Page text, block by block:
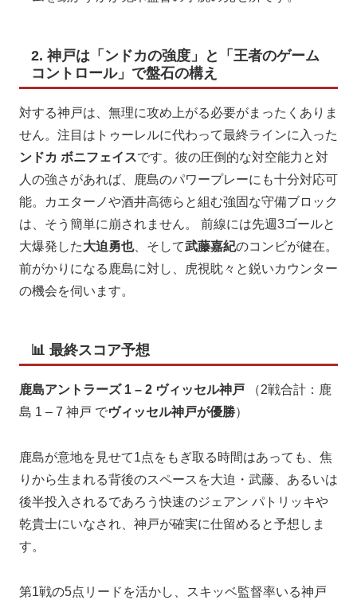
2. 神戸は「ンドカの強度」と「王者のゲーム
コントロール」で盤石の構え
対する神戸は、無理に攻め上がる必要がまったくありま
せん。注目はトゥーレルに代わって最終ラインに入った
ンドカ ボニフェイスです。彼の圧倒的な対空能力と対
人の強さがあれば、鹿島のパワープレーにも十分対応可
能。カエターノや酒井高徳らと組む強固な守備ブロック
は、そう簡単に崩されません。 前線には先週3ゴールと
大爆発した大迫勇也、そして武藤嘉紀のコンビが健在。
前がかりになる鹿島に対し、虎視眈々と鋭いカウンター
の機会を伺います。
📊 最終スコア予想
鹿島アントラーズ 1 – 2 ヴィッセル神戸 （2戦合計：鹿
島 1 – 7 神戸 でヴィッセル神戸が優勝）
鹿島が意地を見せて1点をもぎ取る時間はあっても、焦
りから生まれる背後のスペースを大迫・武藤、あるいは
後半投入されるであろう快速のジェアン パトリッキや
乾貴士にいなされ、神戸が確実に仕留めると予想しま
す。
第1戦の5点リードを活かし、スキッベ監督率いる神戸